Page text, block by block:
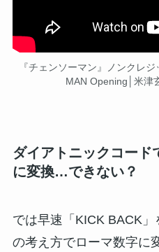
『チェンソーマン』ノンクレ
MAN Opening│米津
ダイアトニックコード
に変換…できない？
では早速「KICK BACK
の考え方でローマ数字に